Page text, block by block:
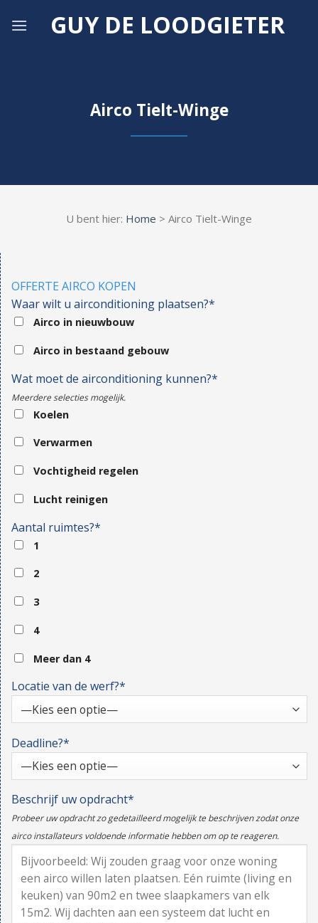
GUY DE LOODGIETER
Airco Tielt-Winge
U bent hier: Home > Airco Tielt-Winge
OFFERTE AIRCO KOPEN
Waar wilt u airconditioning plaatsen?*
Airco in nieuwbouw
Airco in bestaand gebouw
Wat moet de airconditioning kunnen?*
Meerdere selecties mogelijk.
Koelen
Verwarmen
Vochtigheid regelen
Lucht reinigen
Aantal ruimtes?*
1
2
3
4
Meer dan 4
Locatie van de werf?*
Deadline?*
Beschrijf uw opdracht*
Probeer uw opdracht zo gedetailleerd mogelijk te beschrijven zodat onze
airco installateurs voldoende informatie hebben om op te reageren.